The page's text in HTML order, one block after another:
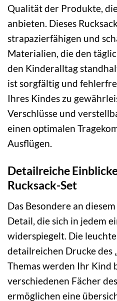
Qualität der Produkte,
anbieten. Dieses
strapazierfähigen und
Materialien, die den
den Kinderalltag
ist sorgfältig und
Ihres Kindes zu
Verschlüsse und
einen optimalen
Ausflügen.
Detailreiche
Rucksack-Set
Das Besondere an
Detail, die sich in jedem
widerspiegelt. Die
detailreichen Drucke des
Themas werden Ihr Kind
verschiedenen Fächer
ermöglichen eine